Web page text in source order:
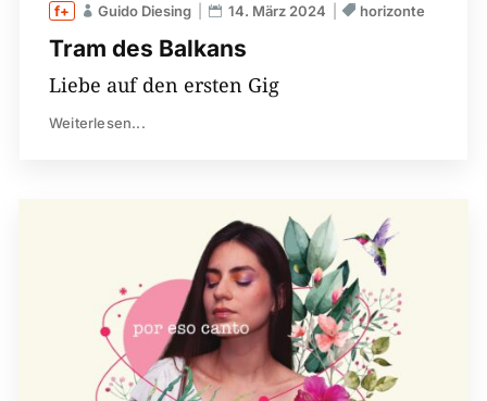
Tram des Balkans
Guido Diesing 14. März 2024 horizonte
Liebe auf den ersten Gig
Weiterlesen...